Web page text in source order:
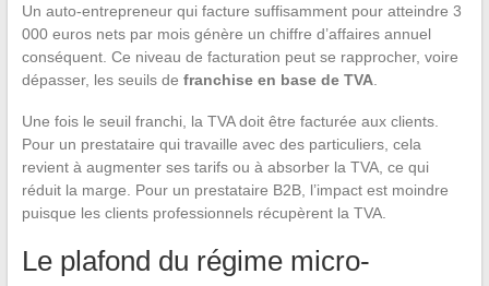
Un auto-entrepreneur qui facture suffisamment pour atteindre 3
000 euros nets par mois génère un chiffre d’affaires annuel
conséquent. Ce niveau de facturation peut se rapprocher, voire
dépasser, les seuils de franchise en base de TVA.
Une fois le seuil franchi, la TVA doit être facturée aux clients.
Pour un prestataire qui travaille avec des particuliers, cela
revient à augmenter ses tarifs ou à absorber la TVA, ce qui
réduit la marge. Pour un prestataire B2B, l’impact est moindre
puisque les clients professionnels récupèrent la TVA.
Le plafond du régime micro-